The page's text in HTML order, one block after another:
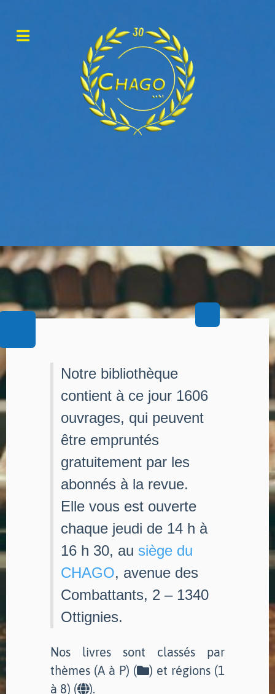
Notre bibliothèque
contient à ce jour 1606
ouvrages, qui peuvent
être empruntés
gratuitement par les
abonnés à la revue.
Elle vous est ouverte
chaque jeudi de 14 h à
16 h 30, au siège du
CHAGO, avenue des
Combattants, 2 – 1340
Ottignies.
Nos livres sont classés par
thèmes (A à P) (
) et régions (1
à 8) (
).